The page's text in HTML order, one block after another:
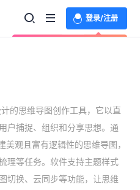
登录/注册
的思维导图创作工具，它以直
户捕捉、组织和分享思想。通
观且富有逻辑性的思维导图，
理等任务。软件支持主题样式
切换、云同步等功能，让思维